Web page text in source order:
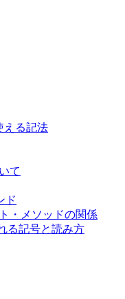
える記法
て
ド
・メソッドの関係
る記号と読み方